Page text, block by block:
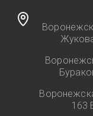
163